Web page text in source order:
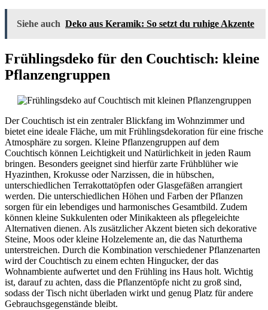
Siehe auch Deko aus Keramik: So setzt du ruhige Akzente
Frühlingsdeko für den Couchtisch: kleine
Pflanzengruppen
Der Couchtisch ist ein zentraler Blickfang im Wohnzimmer und
bietet eine ideale Fläche, um mit Frühlingsdekoration für eine frische
Atmosphäre zu sorgen. Kleine Pflanzengruppen auf dem
Couchtisch können Leichtigkeit und Natürlichkeit in jeden Raum
bringen. Besonders geeignet sind hierfür zarte Frühblüher wie
Hyazinthen, Krokusse oder Narzissen, die in hübschen,
unterschiedlichen Terrakottatöpfen oder Glasgefäßen arrangiert
werden. Die unterschiedlichen Höhen und Farben der Pflanzen
sorgen für ein lebendiges und harmonisches Gesamtbild. Zudem
können kleine Sukkulenten oder Minikakteen als pflegeleichte
Alternativen dienen. Als zusätzlicher Akzent bieten sich dekorative
Steine, Moos oder kleine Holzelemente an, die das Naturthema
unterstreichen. Durch die Kombination verschiedener Pflanzenarten
wird der Couchtisch zu einem echten Hingucker, der das
Wohnambiente aufwertet und den Frühling ins Haus holt. Wichtig
ist, darauf zu achten, dass die Pflanzentöpfe nicht zu groß sind,
sodass der Tisch nicht überladen wirkt und genug Platz für andere
Gebrauchsgegenstände bleibt.